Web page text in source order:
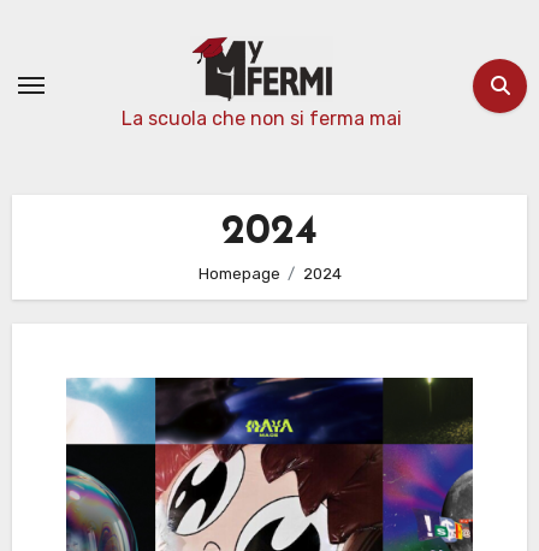
contenuto
La scuola che non si ferma mai
2024
Homepage 2024